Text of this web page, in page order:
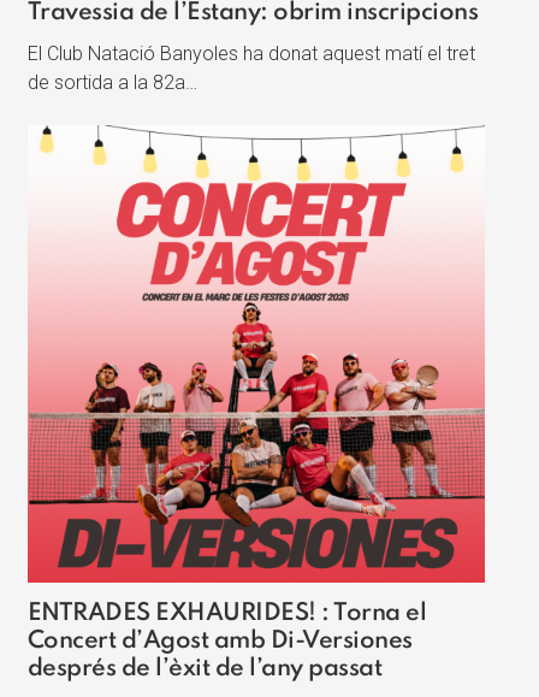
Travessia de l’Estany: obrim inscripcions
El Club Natació Banyoles ha donat aquest matí el tret
de sortida a la 82a…
ENTRADES EXHAURIDES! : Torna el
Concert d’Agost amb Di-Versiones
després de l’èxit de l’any passat